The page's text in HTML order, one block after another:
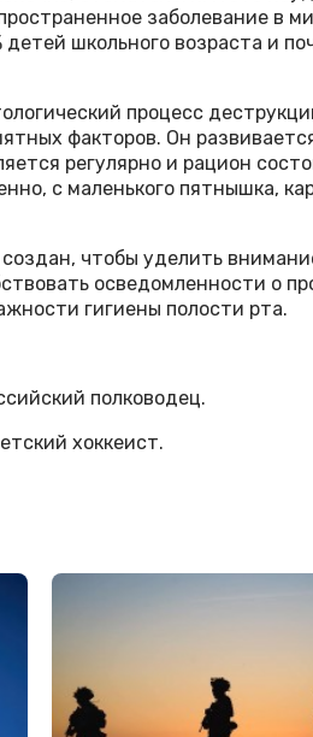
заболевание в
школьного возраста и
процесс
факторов. Он
регулярно и рацион
с маленького пятнышка,
чтобы уделить
осведомленности о
гигиены полости рта.
полководец.
хоккеист.